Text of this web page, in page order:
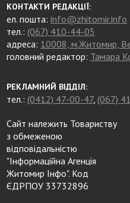
КОНТАКТИ РЕДАКЦІЇ:
ел. пошта:info@zhitomir.info
тел.: (067) 410-44-05
адреса: 10008, м.Житомир,
головний редактор: Тамара
РЕКЛАМНИЙ ВІДДІЛ:
тел.: (0412) 47-00-47, (067)
Сайт належить Товариству
з обмеженою
відповідальністю
"Інформаційна Агенція
Житомир Інфо". Код
ЄДРПОУ 33732896